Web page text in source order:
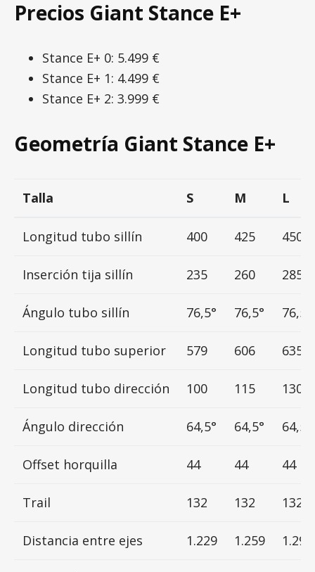
Precios Giant Stance E+
Stance E+ 0: 5.499 €
Stance E+ 1: 4.499 €
Stance E+ 2: 3.999 €
Geometría Giant Stance E+
Talla S M L
Longitud tubo sillín 400 425 450
Inserción tija sillín 235 260 285
Ángulo tubo sillín 76,5° 76,5° 76,5°
Longitud tubo superior 579 606 635
Longitud tubo dirección 100 115 130
Ángulo dirección 64,5° 64,5° 64,5°
Offset horquilla 44 44 44
Trail 132 132 132
Distancia entre ejes 1.229 1.259 1.291